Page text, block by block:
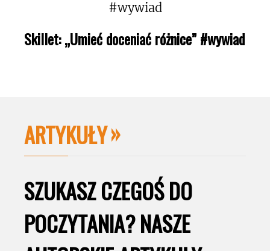
Skillet: „Umieć doceniać różnice” #wywiad
ARTYKUŁY
SZUKASZ CZEGOŚ DO
POCZYTANIA? NASZE